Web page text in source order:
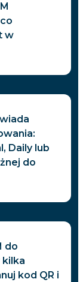
w
Daily lub
do
do
kod QR i